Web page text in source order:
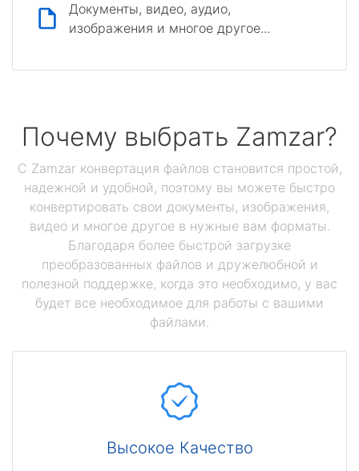
Документы, видео, аудио,
изображения и многое другое...
Почему выбрать Zamzar?
С Zamzar конвертация файлов становится простой,
надежной и удобной, поэтому вы можете быстро
конвертировать свои документы, изображения,
видео и многое другое в нужные вам форматы.
Благодаря более быстрой загрузке
преобразованных файлов и дружелюбной и
полезной поддержке, когда это необходимо, у вас
будет все необходимое для работы с вашими
файлами.
Высокое Качество